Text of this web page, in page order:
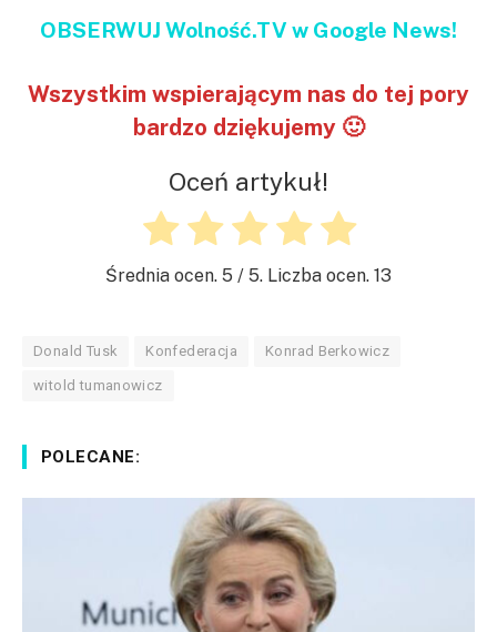
OBSERWUJ Wolność.TV w Google News!
Wszystkim wspierającym nas do tej pory
bardzo dziękujemy 🙂
Oceń artykuł!
Średnia ocen. 5 / 5. Liczba ocen. 13
Donald Tusk Konfederacja Konrad Berkowicz
witold tumanowicz
POLECANE: